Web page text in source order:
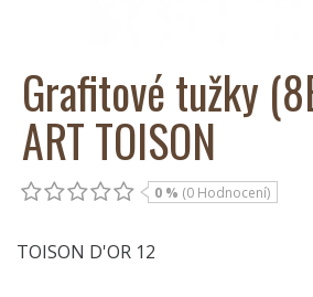
Grafitové tužky
ART TOISON
0 % (0 Hodnocení)
TOISON D'OR 12